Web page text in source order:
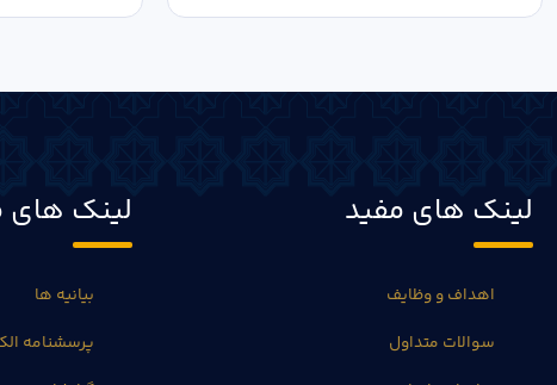
لینک های مفید
اهداف و وظایف
سوالات متداول
لینک های
بیانیه ها
پرسشنامه